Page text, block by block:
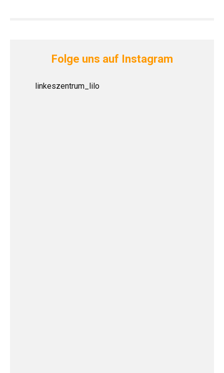
Folge uns auf Instagram
linkeszentrum_lilo